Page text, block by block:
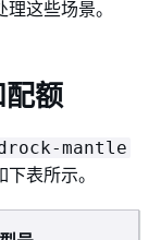
这些场景。
配额
mantle
表所示。